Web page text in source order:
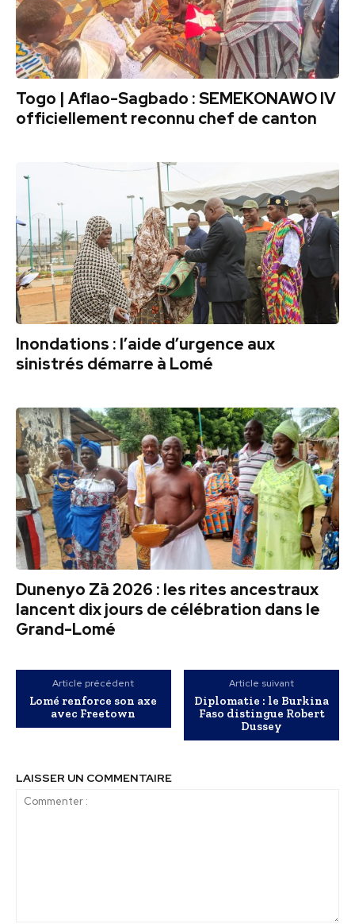
Togo | Aflao-Sagbado : SEMEKONAWO IV
officiellement reconnu chef de canton
Inondations : l’aide d’urgence aux
sinistrés démarre à Lomé
Dunenyo Zā 2026 : les rites ancestraux
lancent dix jours de célébration dans le
Grand-Lomé
Article précédent
Lomé renforce son axe
avec Freetown
Article suivant
Diplomatie : le Burkina
Faso distingue Robert
Dussey
LAISSER UN COMMENTAIRE